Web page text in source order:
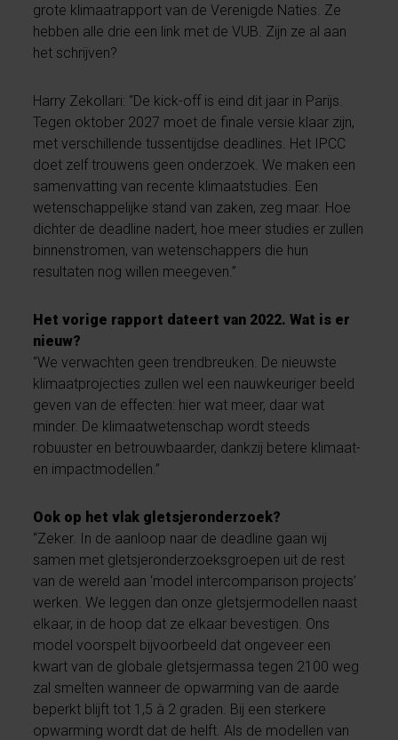
grote klimaatrapport van de Verenigde Naties. Ze
hebben alle drie een link met de VUB. Zijn ze al aan
het schrijven?
Harry Zekollari: “De kick-off is eind dit jaar in Parijs.
Tegen oktober 2027 moet de finale versie klaar zijn,
met verschillende tussentijdse deadlines. Het IPCC
doet zelf trouwens geen onderzoek. We maken een
samenvatting van recente klimaatstudies. Een
wetenschappelijke stand van zaken, zeg maar. Hoe
dichter de deadline nadert, hoe meer studies er zullen
binnenstromen, van wetenschappers die hun
resultaten nog willen meegeven.”
Het vorige rapport dateert van 2022. Wat is er
nieuw?
“We verwachten geen trendbreuken. De nieuwste
klimaatprojecties zullen wel een nauwkeuriger beeld
geven van de effecten: hier wat meer, daar wat
minder. De klimaatwetenschap wordt steeds
robuuster en betrouwbaarder, dankzij betere klimaat-
en impactmodellen.”
Ook op het vlak gletsjeronderzoek?
“Zeker. In de aanloop naar de deadline gaan wij
samen met gletsjeronderzoeksgroepen uit de rest
van de wereld aan ‘model intercomparison projects’
werken. We leggen dan onze gletsjermodellen naast
elkaar, in de hoop dat ze elkaar bevestigen. Ons
model voorspelt bijvoorbeeld dat ongeveer een
kwart van de globale gletsjermassa tegen 2100 weg
zal smelten wanneer de opwarming van de aarde
beperkt blijft tot 1,5 à 2 graden. Bij een sterkere
opwarming wordt dat de helft. Als de modellen van